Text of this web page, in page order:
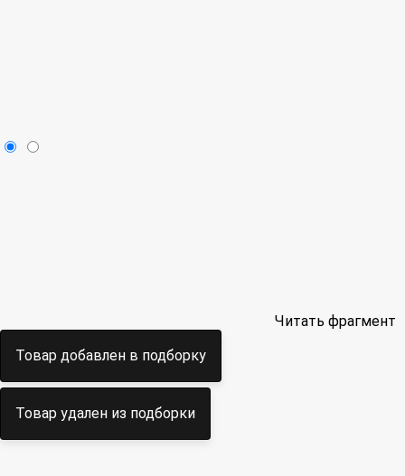
Читать фрагмент
Товар добавлен в подборку
Товар удален из подборки